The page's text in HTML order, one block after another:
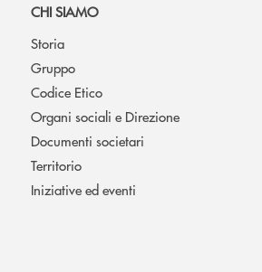
CHI SIAMO
Storia
Gruppo
Codice Etico
Organi sociali e Direzione
Documenti societari
Territorio
Iniziative ed eventi